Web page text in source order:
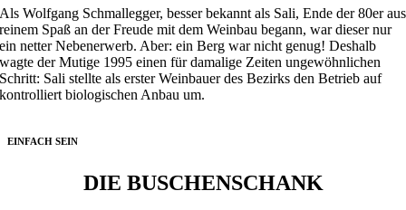
Als Wolfgang Schmallegger, besser bekannt als Sali, Ende der 80er aus
reinem Spaß an der Freude mit dem Weinbau begann, war dieser nur
ein netter Nebenerwerb. Aber: ein Berg war nicht genug! Deshalb
wagte der Mutige 1995 einen für damalige Zeiten ungewöhnlichen
Schritt: Sali stellte als erster Weinbauer des Bezirks den Betrieb auf
kontrolliert biologischen Anbau um.
EINFACH SEIN
DIE BUSCHENSCHANK